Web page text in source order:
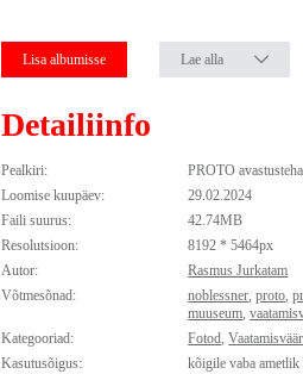
Lisa albumisse Lae alla
Detailiinfo
Pealkiri:
PROTO
Loomise kuupäev:
29.02.2024
Faili suurus:
42.74MB
Resolutsioon:
8192 * 5464px
Autor:
Rasmus Jurkatam
Võtmesõnad:
noblessner,proto,
muuseum,
Kategooriad:
Fotod,
Kasutusõigus:
kõigile vaba